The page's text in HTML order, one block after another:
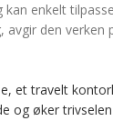
kan enkelt
avgir den
et travelt
og øker